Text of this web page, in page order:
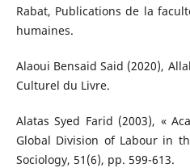
Rabat, Publications de la
humaines.
Alaoui Bensaid Said (2020),
Culturel du Livre.
Alatas Syed Farid (2003), «
Global Division of Labour in
Sociology, 51(6), pp. 599-613.